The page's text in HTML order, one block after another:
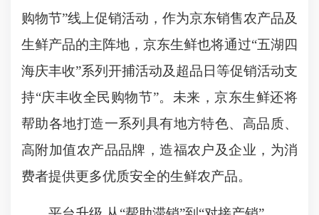
购物节”线上促销活动，作为京东销售农产品及
生鲜产品的主阵地，京东生鲜也将通过“五湖四
海庆丰收”系列开捕活动及超品日等促销活动支
持“庆丰收全民购物节”。未来，京东生鲜还将
帮助各地打造一系列具有地方特色、高品质、
高附加值农产品品牌，造福农户及企业，为消
费者提供更多优质安全的生鲜农产品。